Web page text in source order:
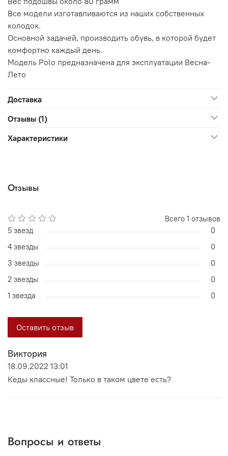
Все модели изготавливаются из наших собственных
колодок.
Основной задачей, производить обувь, в которой будет
комфортно каждый день.
Модель Polo предназначена для эксплуатации Весна-
Лето
Доставка
Отзывы (1)
Характеристики
Отзывы
Виктория
18.09.2022 13:01
Кеды классные! Только в таком цвете есть?
Всего 1 отзывов
5 звезд
0
4 звезды
0
3 звезды
0
2 звезды
0
1 звезда
0
Оставить отзыв
Вопросы и ответы